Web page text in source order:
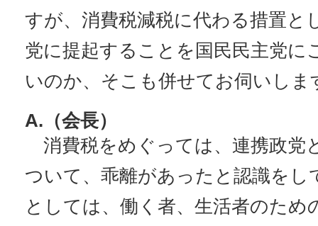
すが、消費税減税に代わる措置と
党に提起することを国民民主党に
いのか、そこも併せてお伺いしま
A.（会長）
消費税をめぐっては、連携政党
ついて、乖離があったと認識をし
としては、働く者、生活者のため